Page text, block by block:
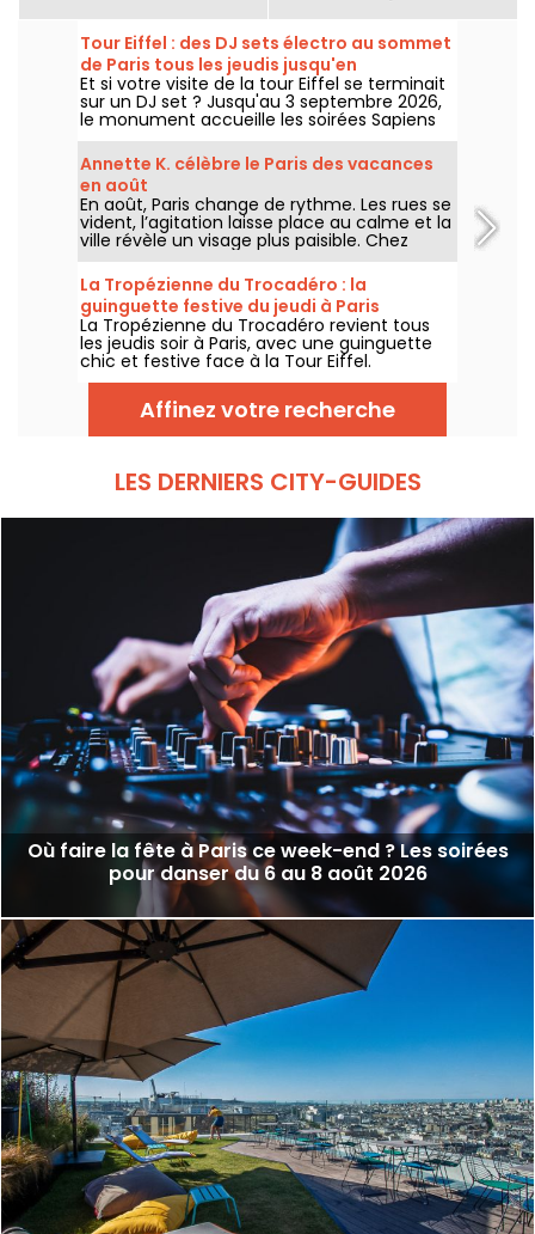
Tour Eiffel : des DJ sets électro au sommet
de Paris tous les jeudis jusqu'en
septembre
Et si votre visite de la tour Eiffel se terminait
sur un DJ set ? Jusqu'au 3 septembre 2026,
le monument accueille les soirées Sapiens
Tower avec Agoria et plusieurs artistes de la
scène électro, chaque jeudi au premier
étage.
Annette K. célèbre le Paris des vacances
en août
En août, Paris change de rythme. Les rues se
vident, l’agitation laisse place au calme et la
ville révèle un visage plus paisible. Chez
Annette K., on profite de cette parenthèse
unique pour prolonger l’esprit des vacances,
les pieds presque dans l’eau, avant le retour
à la rentrée.
La Tropézienne du Trocadéro : la
guinguette festive du jeudi à Paris
La Tropézienne du Trocadéro revient tous
les jeudis soir à Paris, avec une guinguette
chic et festive face à la Tour Eiffel.
Affinez votre recherche
LES DERNIERS CITY-GUIDES
Où faire la fête à Paris ce week-end ? Les soirées
pour danser du 6 au 8 août 2026